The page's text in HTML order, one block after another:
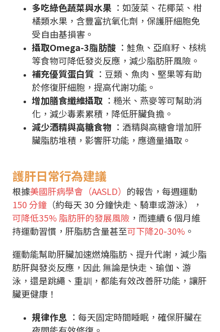
多吃綠色蔬菜與水果 ：如菠菜、花椰菜、柑
橘類水果，含豐富抗氧化劑，保護肝細胞免
受自由基損害。
攝取Omega-3脂肪酸 ：鮭魚、亞麻籽、核桃
等食物可降低發炎反應，減少脂肪肝風險。
補充優質蛋白質 ：豆類、魚肉、堅果等有助
於修復肝細胞，提高代謝功能。
增加膳食纖維攝取 ：糙米、燕麥等可幫助消
化，減少毒素累積，降低肝臟負擔。
減少酒精與高糖食物 ：酒精與高糖會增加肝
臟脂肪堆積，影響肝功能，應適量攝取。
護肝日常行為建議
根據美國肝病學會（AASLD） 的報告，每週運動
150 分鐘 （約每天 30 分鐘快走、騎車或游泳），
可降低35% 脂肪肝的發展風險 ，而連續 6 個月維
持運動習慣，肝脂肪含量甚至可下降20-30% 。
運動能幫助肝臟加速燃燒脂肪、提升代謝，減少脂
肪肝與發炎反應，因此 無論是快走、瑜伽、游
泳，還是跳繩、重訓，都能有效改善肝功能，讓肝
臟更健康！
規律作息 ：每天固定時間睡眠，確保肝臟在